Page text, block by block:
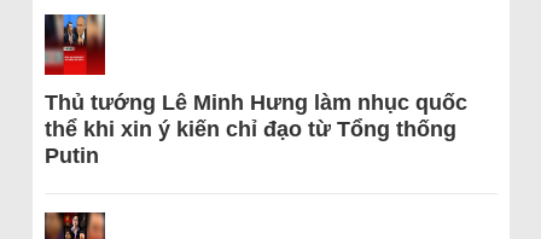
Thủ tướng Lê Minh Hưng làm nhục quốc
thể khi xin ý kiến chỉ đạo từ Tổng thống
Putin